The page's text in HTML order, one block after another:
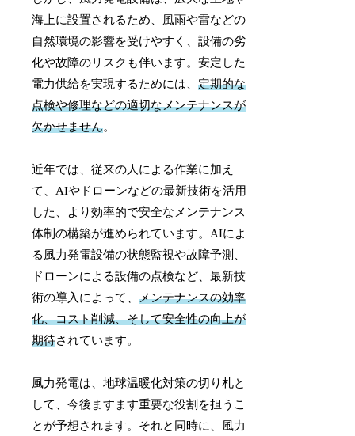
海上に設置されるため、風雨や雷などの
自然環境の影響を受けやすく、設備の劣
化や故障のリスクも伴います。安定した
電力供給を実現するためには、定期的な
点検や修理などの適切なメンテナンスが
欠かせません。
近年では、従来の人による作業に加え
て、AIやドローンなどの最新技術を活用
した、より効率的で安全なメンテナンス
体制の構築が進められています。AIによ
る風力発電設備の状態監視や故障予測、
ドローンによる設備の点検など、最新技
術の導入によって、メンテナンスの効率
化、コスト削減、そして安全性の向上が
期待されています。
風力発電は、地球温暖化対策の切り札と
して、今後ますます重要な役割を担うこ
とが予想されます。それと同時に、風力